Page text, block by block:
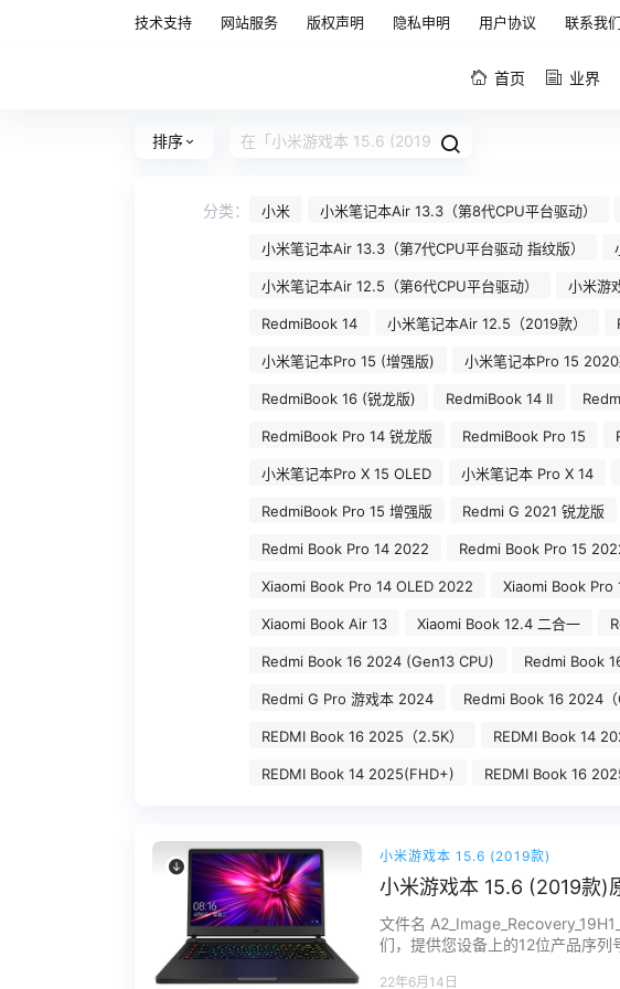
技术支持 网站服务 版权声明 隐私申明 用户协议 联系我们
首页 业界
排序
分类： 小米 小米笔记本Air 13.3（第8代CPU平台驱动）
小米笔记本Air 13.3（第7代CPU平台驱动 指纹版）
小米笔记本Air 12.5（第6代CPU平台驱动） 小米游
RedmiBook 14 小米笔记本Air 12.5（2019款）
小米笔记本Pro 15 (增强版) 小米笔记本Pro 15
RedmiBook 16 (锐龙版) RedmiBook 14 II
RedmiBook Pro 14 锐龙版 RedmiBook Pro 15
小米笔记本Pro X 15 OLED 小米笔记本 Pro X 14
RedmiBook Pro 15 增强版 Redmi G 2021 锐龙版
Redmi Book Pro 14 2022 Redmi Book Pro 15
Xiaomi Book Pro 14 OLED 2022 Xiaomi Book Pro
Xiaomi Book Air 13 Xiaomi Book 12.4 二合一
Redmi Book 16 2024 (Gen13 CPU) Redmi Book
Redmi G Pro 游戏本 2024 Redmi Book 16 2024（
REDMI Book 16 2025（2.5K） REDMI Book 14
REDMI Book 14 2025(FHD+) REDMI Book 16
小米游戏本 15.6 (2019款)
小米游戏本 15.6 (2019款)
文件名
们，提供您设备上的12位产品序
22年6月14日